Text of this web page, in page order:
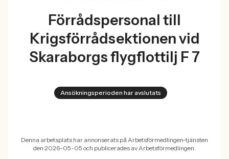
Förrådspersonal till
Krigsförrådsektionen vid
Skaraborgs flygflottilj F 7
Ansökningsperioden har avslutats
Denna arbetsplats har annonserats på Arbetsförmedlingen-tjänsten
den 2026-05-05 och publicerades av Arbetsförmedlingen.